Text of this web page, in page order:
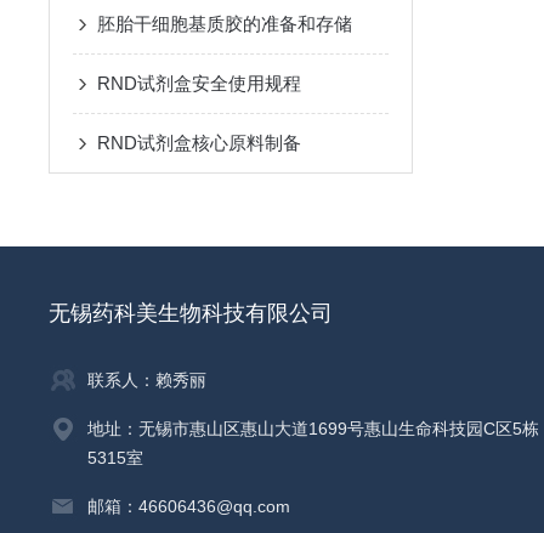
胚胎干细胞基质胶的准备和存储
RND试剂盒安全使用规程
RND试剂盒核心原料制备
无锡药科美生物科技有限公司
联系人：赖秀丽
地址：无锡市惠山区惠山大道1699号惠山生命科技园C区5栋
5315室
邮箱：46606436@qq.com